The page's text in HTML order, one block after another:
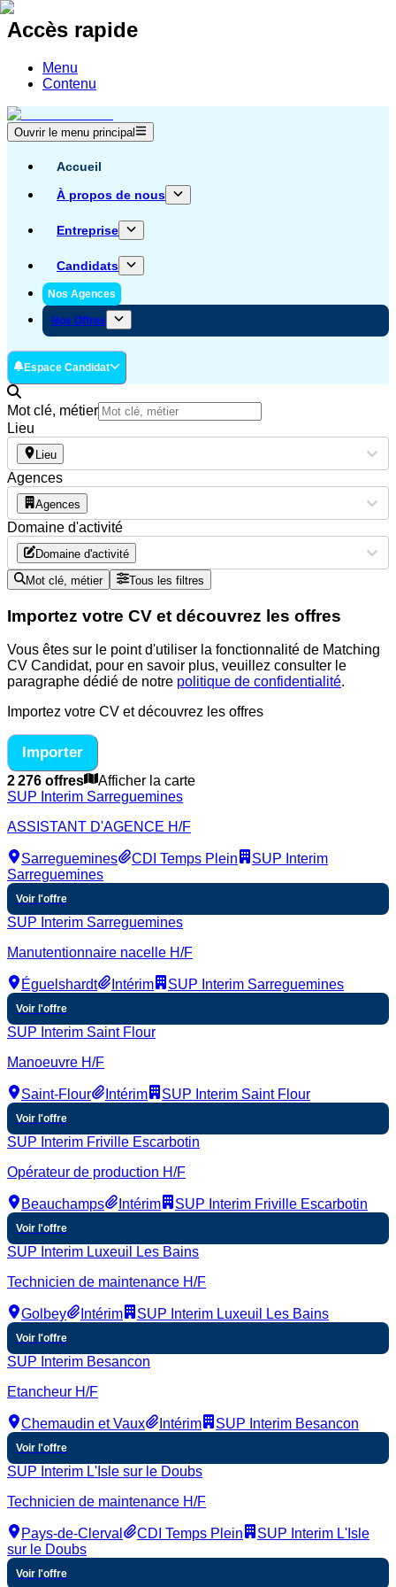
Accès rapide
Menu
Contenu
Ouvrir le menu principal
Accueil
À propos de nous
Entreprise
Candidats
Nos Agences
Nos Offres
Espace Candidat
Mot clé, métier
Lieu
Lieu
Agences
Agences
Domaine d'activité
Domaine d'activité
Mot clé, métier Tous les filtres
Importez votre CV et découvrez les offres
Vous êtes sur le point d'utiliser la fonctionnalité de Matching
CV Candidat, pour en savoir plus, veuillez consulter le
paragraphe dédié de notre politique de confidentialité.
Importez votre CV et découvrez les offres
Importer
2 276 offres
Afficher la carte
SUP Interim Sarreguemines
ASSISTANT D'AGENCE H/F
Sarreguemines CDI Temps Plein
SUP Interim
Sarreguemines
Voir l'offre
SUP Interim Sarreguemines
Manutentionnaire nacelle H/F
Éguelshardt Intérim SUP Interim Sarreguemines
Voir l'offre
SUP Interim Saint Flour
Manoeuvre H/F
Saint-Flour Intérim SUP Interim Saint Flour
Voir l'offre
SUP Interim Friville Escarbotin
Opérateur de production H/F
Beauchamps Intérim SUP Interim Friville Escarbotin
Voir l'offre
SUP Interim Luxeuil Les Bains
Technicien de maintenance H/F
Golbey Intérim SUP Interim Luxeuil Les Bains
Voir l'offre
SUP Interim Besancon
Etancheur H/F
Chemaudin et Vaux Intérim SUP Interim Besancon
Voir l'offre
SUP Interim L'Isle sur le Doubs
Technicien de maintenance H/F
Pays-de-Clerval CDI Temps Plein
SUP Interim L'Isle
sur le Doubs
Voir l'offre